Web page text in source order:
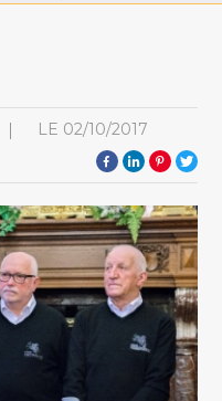
LE 02/10/2017